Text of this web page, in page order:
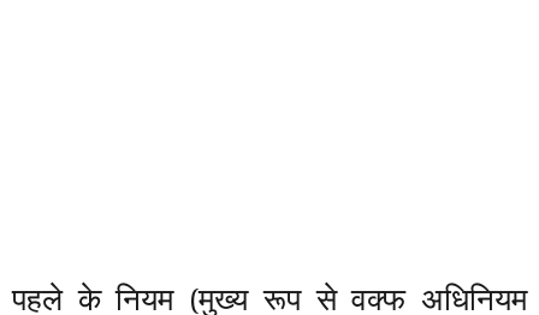
पहले के नियम (मुख्य रूप से वक्फ अधिनियम